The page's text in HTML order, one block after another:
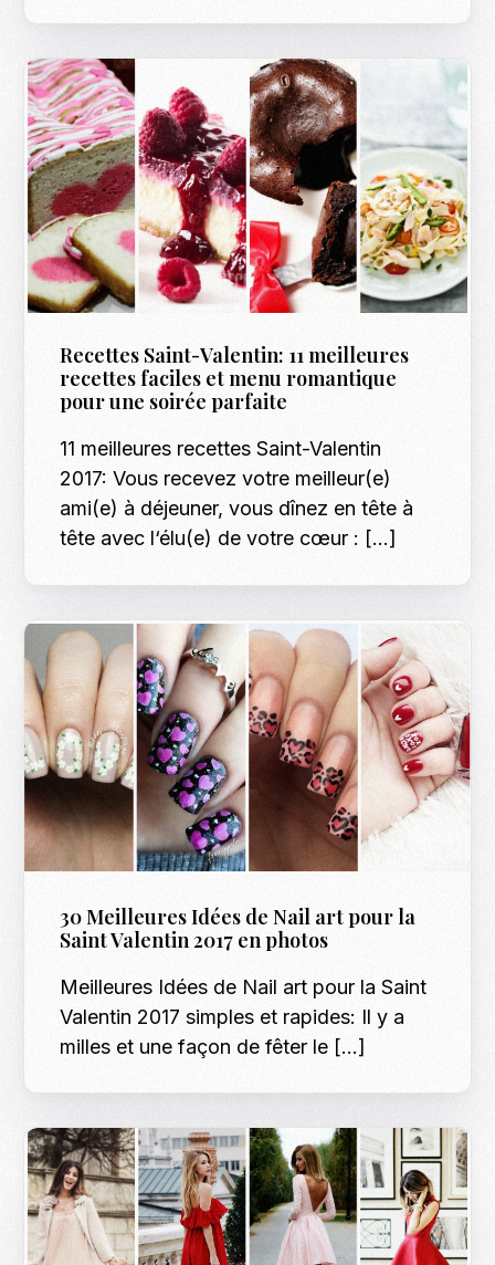
Recettes Saint-Valentin: 11 meilleures
recettes faciles et menu romantique
pour une soirée parfaite
11 meilleures recettes Saint-Valentin
2017: Vous recevez votre meilleur(e)
ami(e) à déjeuner, vous dînez en tête à
tête avec l‘élu(e) de votre cœur : […]
30 Meilleures Idées de Nail art pour la
Saint Valentin 2017 en photos
Meilleures Idées de Nail art pour la Saint
Valentin 2017 simples et rapides: Il y a
milles et une façon de fêter le […]